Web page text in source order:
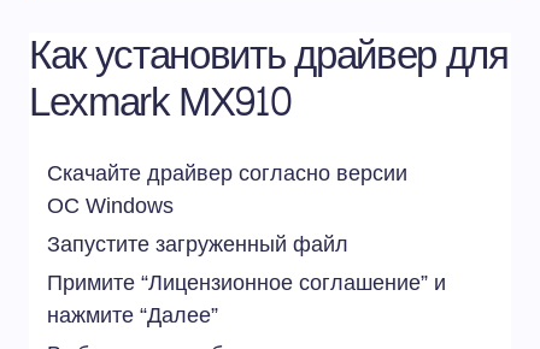
Как установить драйвер для
Lexmark MX910
Скачайте драйвер согласно версии
ОС Windows
Запустите загруженный файл
Примите “Лицензионное соглашение” и
нажмите “Далее”